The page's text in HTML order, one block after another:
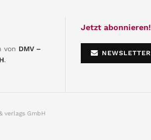
von DMV –
.
Jetzt abonnieren!
NEWSLETTER
verlags GmbH